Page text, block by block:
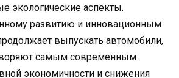
экологические аспекты.
развитию и инновационным
выпускать автомобили,
самым современным
экономичности и снижения